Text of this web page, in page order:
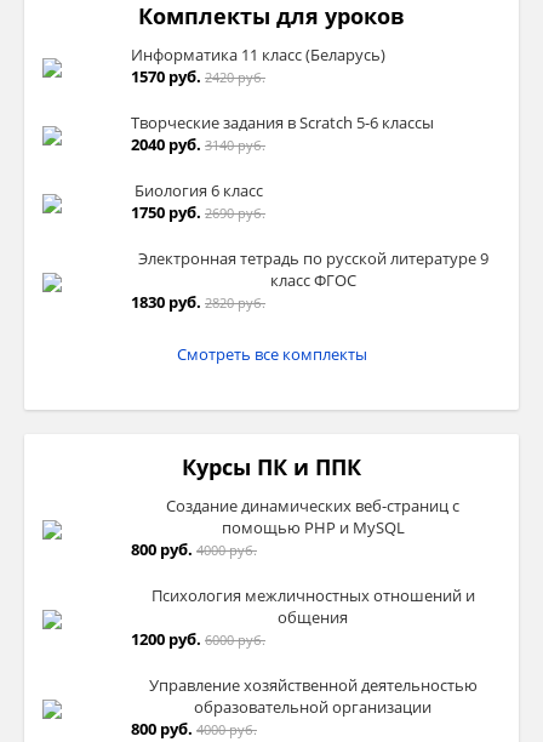
Комплекты для уроков
Информатика 11 класс (Беларусь)
1570 руб. 2420 руб.
Творческие задания в Sсratch 5-6 классы
2040 руб. 3140 руб.
Биология 6 класс
1750 руб. 2690 руб.
Электронная тетрадь по русской литературе 9
класс ФГОС
1830 руб. 2820 руб.
Смотреть все комплекты
Курсы ПК и ППК
Создание динамических веб-страниц с
помощью PHP и MySQL
800 руб. 4000 руб.
Психология межличностных отношений и
общения
1200 руб. 6000 руб.
Управление хозяйственной деятельностью
образовательной организации
800 руб. 4000 руб.